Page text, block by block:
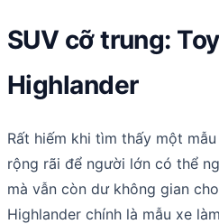
SUV cỡ trung:
Highlander
Rất hiếm khi tìm thấy một
rộng rãi để người lớn có thể
mà vẫn còn dư không gian
Highlander chính là mẫu xe